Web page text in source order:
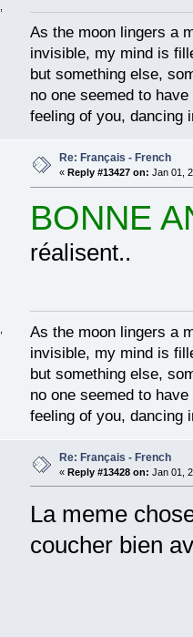
As the moon lingers a
invisible, my mind is
but something else,
no one seemed to
feeling of you, dancing
Re: Français - French
« Reply #13427 on: Jan 01,
BONNE
réalisent..
As the moon lingers a
invisible, my mind is
but something else,
no one seemed to
feeling of you, dancing
Re: Français - French
« Reply #13428 on: Jan 01,
La meme
coucher bien